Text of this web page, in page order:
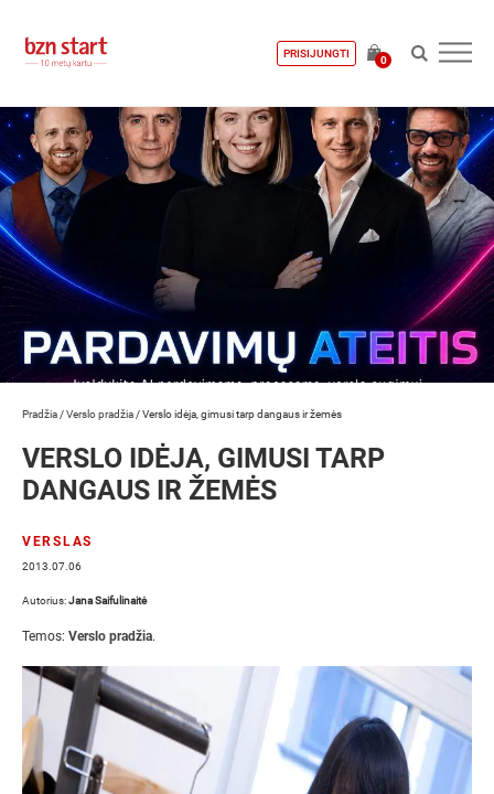
PRISIJUNGTI
0
Pradžia /Verslo pradžia /Verslo idėja, gimusi tarp dangaus ir žemės
VERSLO IDĖJA, GIMUSI TARP
DANGAUS IR ŽEMĖS
VERSLAS
2013.07.06
Autorius:Jana Saifulinaitė
Temos: Verslo pradžia.